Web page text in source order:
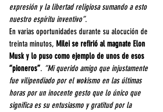
expresión y la libertad religiosa sumando a esto
nuestro espíritu inventivo”.
En varias oportunidades durante su alocución de
treinta minutos, Milei se refirió al magnate Elon
Musk y lo puso como ejemplo de unos de esos
“pioneros”. “Mi querido amigo que injustamente
fue vilipendiado por el wokismo en las últimas
horas por un inocente gesto que lo único que
significa es su entusiasmo y gratitud por la